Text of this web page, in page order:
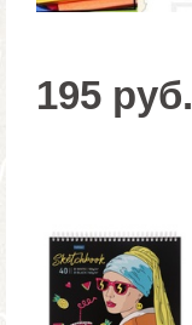
195 руб.